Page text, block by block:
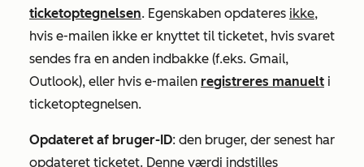
ticketoptegnelsen. Egenskaben opdateres ikke,
hvis e-mailen ikke er knyttet til ticketet, hvis svaret
sendes fra en anden indbakke (f.eks. Gmail,
Outlook), eller hvis e-mailen registreres manuelt i
ticketoptegnelsen.
Opdateret af bruger-ID: den bruger, der senest har
opdateret ticketet. Denne værdi indstilles